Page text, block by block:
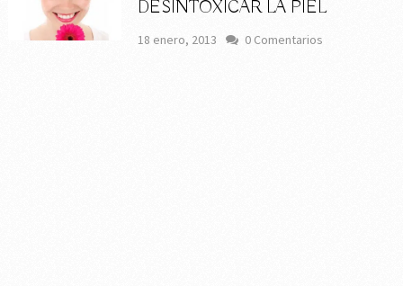
DESINTOXICAR LA PIEL
18 enero, 2013 0 Comentarios